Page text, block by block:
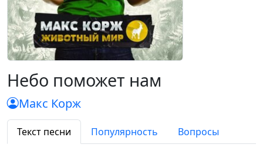
Небо поможет нам
Макс Корж
Текст песни Популярность Вопросы